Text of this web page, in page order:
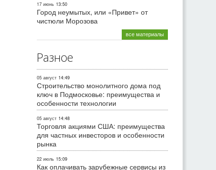
17 июнь 13:50
Город неумытых, или «Привет» от
чистюли Морозова
все материалы
Разное
05 август 14:49
Строительство монолитного дома под
ключ в Подмосковье: преимущества и
особенности технологии
05 август 14:48
Торговля акциями США: преимущества
для частных инвесторов и особенности
рынка
22 июль 15:09
Как оплачивать зарубежные сервисы из